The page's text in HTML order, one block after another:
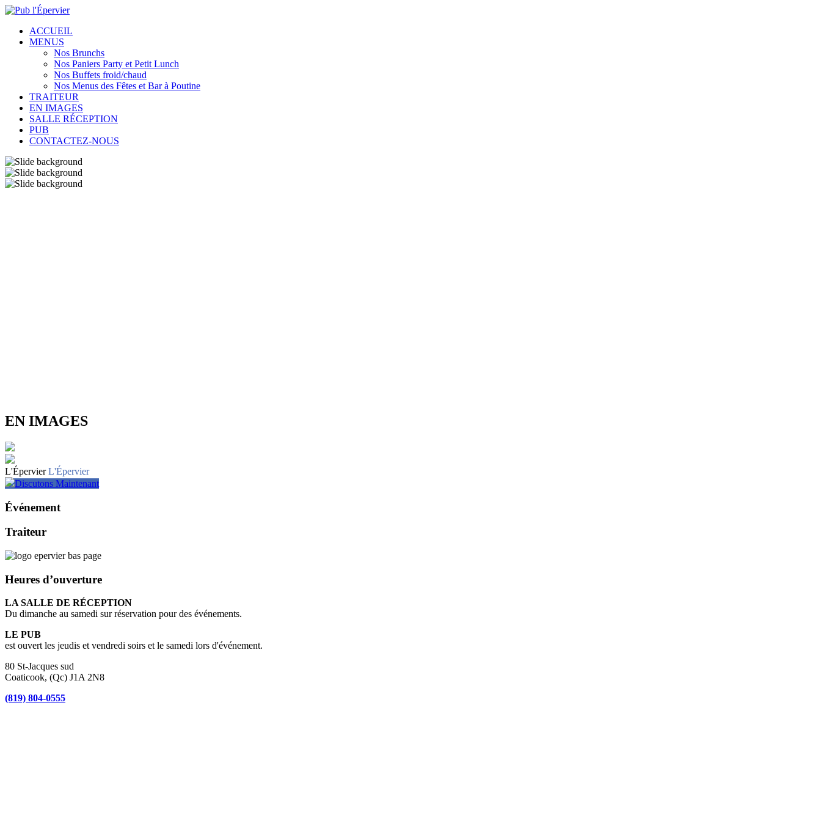
ACCUEIL
MENUS
Nos Brunchs
Nos Paniers Party et Petit Lunch
Nos Buffets froid/chaud
Nos Menus des Fêtes et Bar à Poutine
TRAITEUR
EN IMAGES
SALLE RÉCEPTION
PUB
CONTACTEZ-NOUS
EN IMAGES
L'Épervier L'Épervier
Discutons Maintenant
Événement
Traiteur
Heures d’ouverture
LA SALLE DE RÉCEPTION
Du dimanche au samedi sur réservation pour des événements.
LE PUB
est ouvert les jeudis et vendredi soirs et le samedi lors d'événement.
80 St-Jacques sud
Coaticook, (Qc) J1A 2N8
(819) 804-0555